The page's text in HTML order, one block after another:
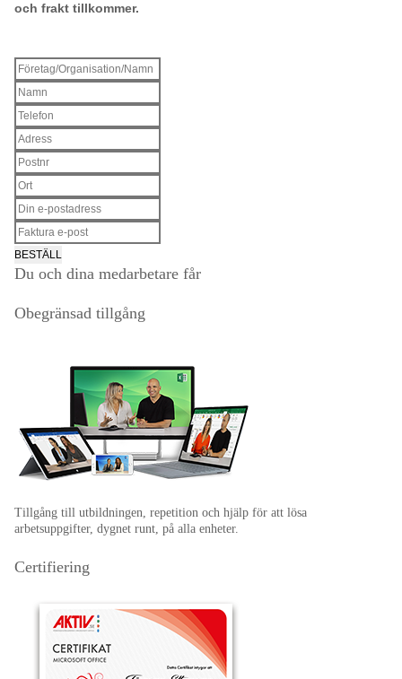
och frakt tillkommer.
Du och dina medarbetare får
Obegränsad tillgång
Tillgång till utbildningen, repetition och hjälp för att lösa
arbetsuppgifter, dygnet runt, på alla enheter.
Certifiering